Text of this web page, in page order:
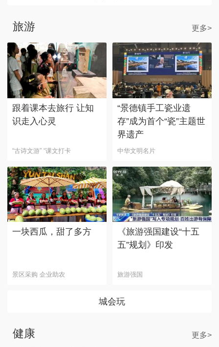
旅游 更多>
跟着课本去旅行 让知
识走入心灵
“古诗文游” “课文打卡
“景德镇手工瓷业遗
存”成为首个“瓷”主题世
界遗产
中华文明名片
一块西瓜，甜了多方
景区采购 企业助农
《旅游强国建设“十五
五”规划》印发
旅游强国
城会玩
健康 更多>